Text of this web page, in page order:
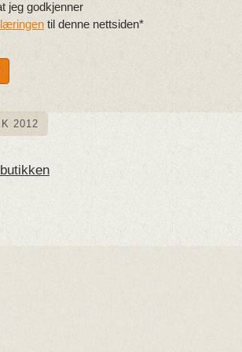
jeg godkjenner
til denne nettsiden*
2012